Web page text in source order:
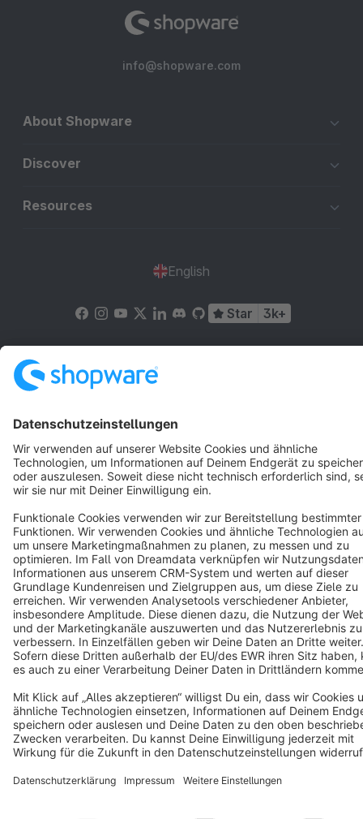
info@shopware.com
About Shopware
Discover
Resources
English
Star 3k+
Terms & Conditions
Copyright © shopware AG - All rights reserved
Notice: * All prices are quoted net of the statutory value-added tax